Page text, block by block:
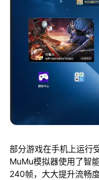
部分游戏在手机上运行
MuMu模拟器使用了智
240帧，大大提升流畅